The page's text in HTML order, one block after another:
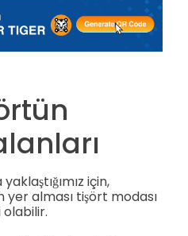
için,
alması tişört modası
olabilir.